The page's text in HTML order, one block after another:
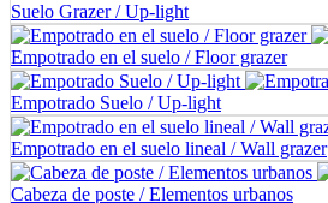
Suelo Grazer / Up-light
Empotrado en el suelo / Floor grazer
Empotrado Suelo / Up-light
Empotrado en el suelo lineal / Wall grazer
Cabeza de poste / Elementos urbanos